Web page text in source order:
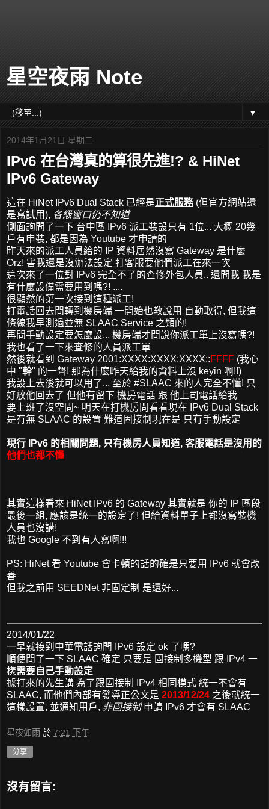
星空夜雨 Note
▼
2014年1月21日 星期二
IPv6 在台灣真的算很先進!? & HiNet
IPv6 Gateway
這在 HiNet IPv6 Dual Stack 已經是正式服務 (但官方網站還
是寫試用), 各級窗口仍不知道
側面詢問了一下 台中區 IPv6 派工裝設只有 1位... 大概 20幾
戶有申裝, 都是因為 Youtube 才申請的
昨天來的派工人員給的 IP 資料居然沒寫 Gateway 是什麼
Orz! 害我還是沒辦法設定 打客服要他們派工在來一次
這次來了一位對 IPv6 完全不了的查修外包人員.. 還問我 我是
有什麼設備需要用到嗎?! ....
很顯然的第一次接到這種派工!
打電話回去問轉到機房端 一開始也教說用 自動取得, 但我這
條線我早測過並無 SLAAC Service 之類的!
再問手動設定要怎麼設... 機房端才問說你派工單上沒寫嗎?!
我也看了一下來查修的人員派工單
然後就看到 Gateway 2001:XXXX:XXXX:XXXX::FFFF (我心
中 "幹" 的一聲! 那為什麼昨天給我的資料上沒 keyin 啊!!)
我設上去後就可以用了... 至於 #SLAAC 來的人完全不懂! 只
好放他回去了 但他有留下 機房電話 跟 他上司電話給我
要上班了沒空問~ 明天在打機房問看看現在 IPv6 Dual Stack
是有無 SLAAC 的設置 難道固接制現在是 只有手動設定
現行 IPv6 的相關問題, 只有機房人員知道, 客服電話是沒用的
他們也都不懂
其實這樣看來 HiNet IPv6 的 Gateway 其實就是 你的 IP 區段
最後一組, 應該是統一的設定了! 但給資料單子上都沒寫裝機
人員也沒講!
我也 Google 不到有人寫啊!!!
PS: HiNet 看 Youtube 會卡頓的話的確是只要用 IPv6 就會改
善
但我之前用 SEEDNet 非固定制 是還好...
2014/01/22
一早就接到中華電話詢問 IPv6 設定 ok 了嗎?
順便問了一下 SLAAC 確定 只要是 固接制多機型 跟 IPv4 一
樣需要自己手動設定
據打來的先生講 為了跟固接制 IPv4 相同模式 統一不會有
SLAAC, 而他們內部有發導正公文是 2013/12/24 之後就統一
這樣設置, 並通知用戶, 非固接制申請 IPv6 才會有 SLAAC
星夜如雨 於 7:21 下午
分享
沒有留言: